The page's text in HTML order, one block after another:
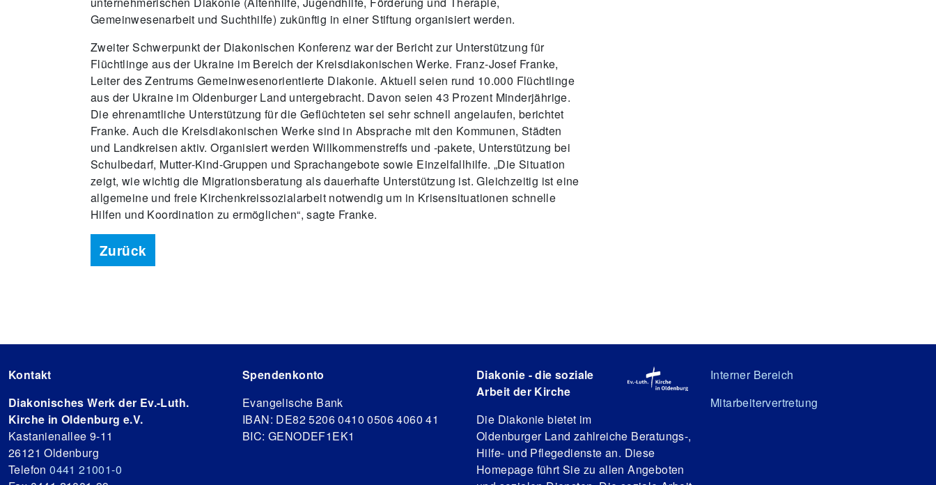
Gemeinwesenarbeit und Suchthilfe) zukünftig in einer Stiftung organisiert werden.
Zweiter Schwerpunkt der Diakonischen Konferenz war der Bericht zur Unterstützung für
Flüchtlinge aus der Ukraine im Bereich der Kreisdiakonischen Werke. Franz-Josef Franke,
Leiter des Zentrums Gemeinwesenorientierte Diakonie. Aktuell seien rund 10.000 Flüchtlinge
aus der Ukraine im Oldenburger Land untergebracht. Davon seien 43 Prozent Minderjährige.
Die ehrenamtliche Unterstützung für die Geflüchteten sei sehr schnell angelaufen, berichtet
Franke. Auch die Kreisdiakonischen Werke sind in Absprache mit den Kommunen, Städten
und Landkreisen aktiv. Organisiert werden Willkommenstreffs und -pakete, Unterstützung bei
Schulbedarf, Mutter-Kind-Gruppen und Sprachangebote sowie Einzelfallhilfe. „Die Situation
zeigt, wie wichtig die Migrationsberatung als dauerhafte Unterstützung ist. Gleichzeitig ist eine
allgemeine und freie Kirchenkreissozialarbeit notwendig um in Krisensituationen schnelle
Hilfen und Koordination zu ermöglichen“, sagte Franke.
Zurück
Kontakt
Diakonisches Werk der Ev.-Luth.
Kirche in Oldenburg e.V.
Kastanienallee 9-11
26121 Oldenburg
Telefon0441 21001-0
Spendenkonto
Evangelische Bank
IBAN: DE82 5206 0410 0506 4060 41
BIC: GENODEF1EK1
Diakonie - die soziale
Arbeit der Kirche
Die Diakonie bietet im
Oldenburger Land zahlreiche Beratungs-,
Hilfe- und Pflegedienste an. Diese
Homepage führt Sie zu allen Angeboten
Interner Bereich
Mitarbeitervertretung